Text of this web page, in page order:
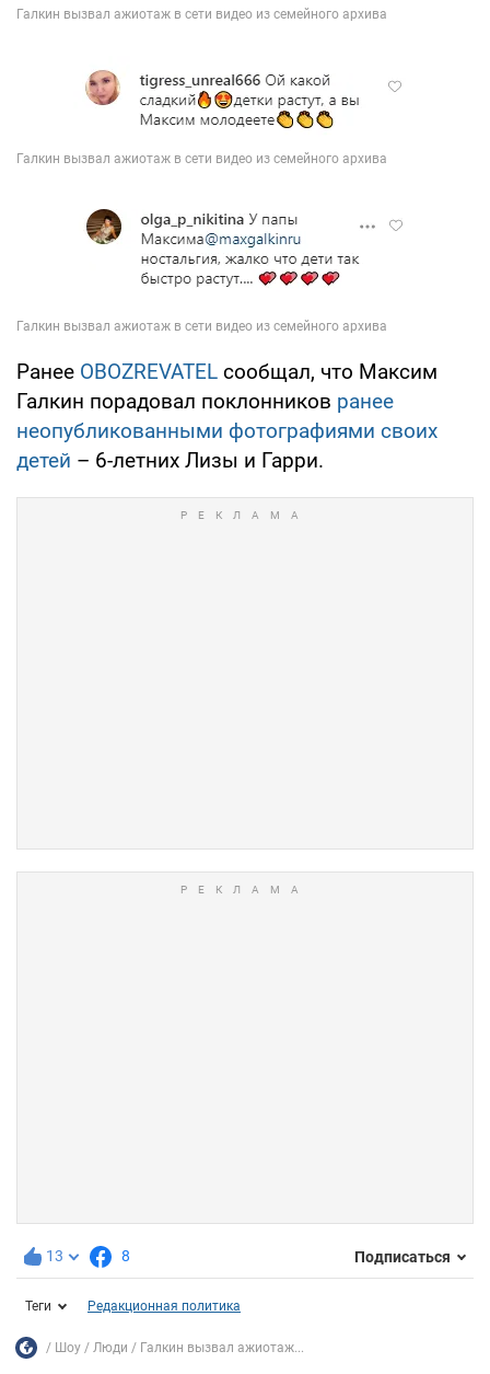
Ранее OBOZREVATEL сообщал, что Максим
Галкин порадовал поклонников ранее
неопубликованными фотографиями своих
детей – 6-летних Лизы и Гарри.
13 8 Подписаться
Теги Редакционная политика
Шоу Люди Галкин вызвал ажиотаж...